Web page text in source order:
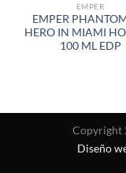
EMPER
EMPER
HERO IN MIAMI
100 ML EDP
Copyright
Diseño